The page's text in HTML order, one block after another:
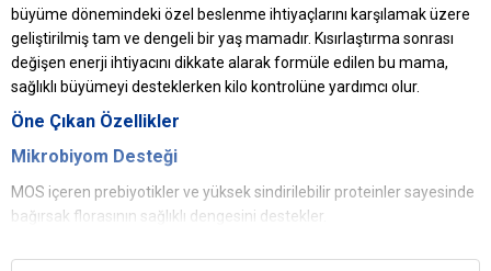
büyüme dönemindeki özel beslenme ihtiyaçlarını karşılamak üzere
geliştirilmiş tam ve dengeli bir yaş mamadır. Kısırlaştırma sonrası
değişen enerji ihtiyacını dikkate alarak formüle edilen bu mama,
sağlıklı büyümeyi desteklerken kilo kontrolüne yardımcı olur.
Öne Çıkan Özellikler
Mikrobiyom Desteği
MOS içeren prebiyotikler ve yüksek sindirilebilir proteinler sayesinde
bağırsak florasının sağlıklı dengesini destekler.